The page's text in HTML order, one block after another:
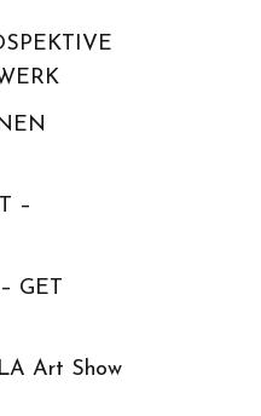
–
GET
Art Show